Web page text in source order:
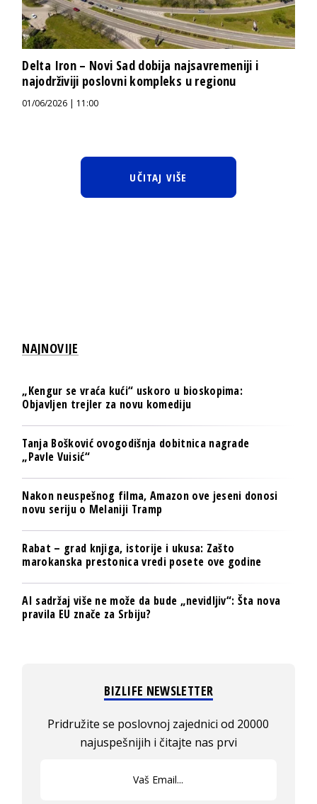
Delta Iron – Novi Sad dobija najsavremeniji i
najodrživiji poslovni kompleks u regionu
01/06/2026 | 11:00
UČITAJ VIŠE
NAJNOVIJE
„Kengur se vraća kući“ uskoro u bioskopima:
Objavljen trejler za novu komediju
Tanja Bošković ovogodišnja dobitnica nagrade
„Pavle Vuisić“
Nakon neuspešnog filma, Amazon ove jeseni donosi
novu seriju o Melaniji Tramp
Rabat – grad knjiga, istorije i ukusa: Zašto
marokanska prestonica vredi posete ove godine
AI sadržaj više ne može da bude „nevidljiv“: Šta nova
pravila EU znače za Srbiju?
BIZLIFE NEWSLETTER
Pridružite se poslovnoj zajednici od 20000
najuspešnijih i čitajte nas prvi